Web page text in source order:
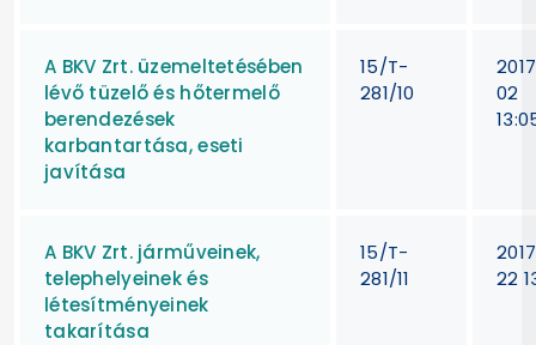
A BKV Zrt. üzemeltetésében
lévő tüzelő és hőtermelő
berendezések
karbantartása, eseti
javítása
15/T-
281/10
02
A BKV Zrt. járműveinek,
telephelyeinek és
létesítményeinek
takarítása
15/T-
281/11
22